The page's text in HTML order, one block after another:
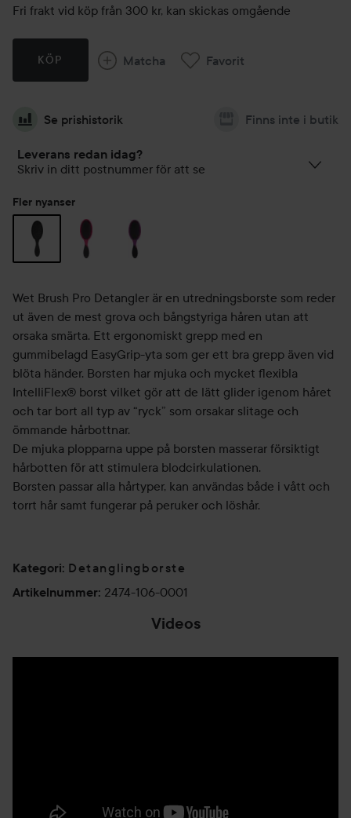
Fri frakt vid köp från 300 kr, kan skickas omgående
KÖP Matcha Favorit
Se prishistorik Finns inte i butik
Leverans redan idag?
Skriv in ditt postnummer för att se
Fler nyanser
Wet Brush Pro Detangler är en utredningsborste som reder
ut även de mest grova och bångstyriga håren utan att
orsaka smärta. Ett ergonomiskt grepp med en
gummibelagd EasyGrip-yta som ger ett bra grepp även vid
blöta händer. Borsten har mjuka och mycket flexibla
IntelliFlex® borst vilket gör att de lätt glider igenom håret
och tar bort all typ av “ryck” som orsakar slitage och
ömmande hårbottnar.
De mjuka plopparna uppe på borsten masserar försiktigt
hårbotten för att stimulera blodcirkulationen.
Borsten passar alla hårtyper, kan användas både i vått och
torrt hår samt fungerar på peruker och löshår.
Kategori: Detanglingborste
Artikelnummer: 2474-106-0001
Videos